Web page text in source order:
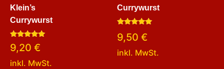
Klein’s
Currywurst
Bewertet
mit
von 5
9,20 €
inkl. MwSt.
Currywurst
mit
5.00
von 5
9,50 €
inkl. MwSt.